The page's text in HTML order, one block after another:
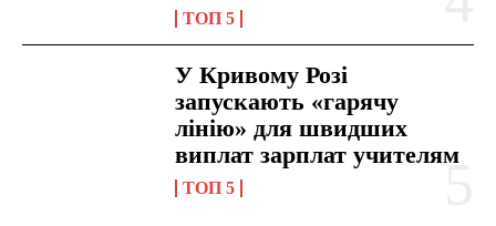
ТОП 5
У Кривому Розі
запускають «гарячу
лінію» для швидших
виплат зарплат учителям
ТОП 5